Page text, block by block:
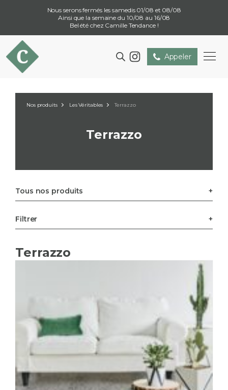
Nous serons fermés les samedis 01/08 et 08/08
Ainsi que la semaine du 10/08 au 16/08
Bel été chez Camille Tendance !
Appeler
Nos produits Les Véritables Terrazzo
Terrazzo
Tous nos produits
Filtrer
Terrazzo